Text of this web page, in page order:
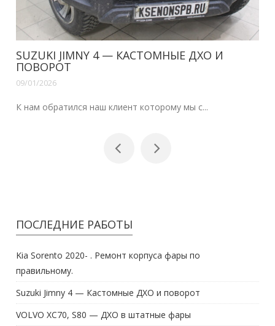
SUZUKI JIMNY 4 — КАСТОМНЫЕ ДХО И
ПОВОРОТ
09/01/2026
К нам обратился наш клиент которому мы с...
ПОСЛЕДНИЕ РАБОТЫ
Kia Sorento 2020- . Ремонт корпуса фары по
правильному.
Suzuki Jimny 4 — Кастомные ДХО и поворот
VOLVO XC70, S80 — ДХО в штатные фары